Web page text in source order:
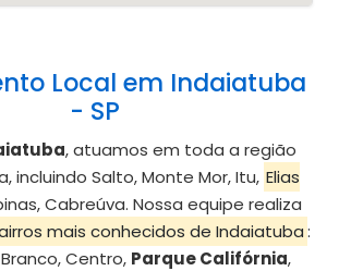
Local em Indaiatuba
- SP
, atuamos em toda a região
incluindo Salto, Monte Mor, Itu, Elias
Cabreúva. Nossa equipe realiza
mais conhecidos de Indaiatuba:
Centro, Parque Califórnia,